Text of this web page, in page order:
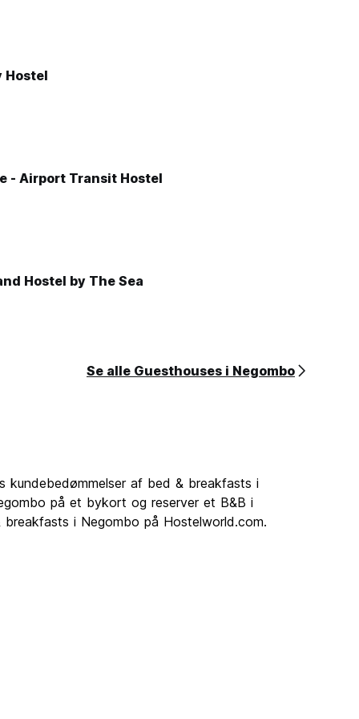
Hostel
- Airport Transit Hostel
Hostel by The Sea
Se alle Guesthouses i Negombo
af bed & breakfasts i
på et bykort og reserver et B&B i
i Negombo på Hostelworld.com.